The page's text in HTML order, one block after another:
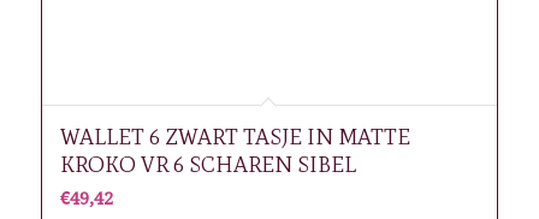
WALLET 6 ZWART TASJE IN MATTE
KROKO VR 6 SCHAREN SIBEL
€49,42